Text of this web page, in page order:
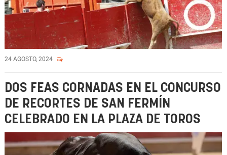
24 AGOSTO, 2024
DOS FEAS CORNADAS EN EL CONCURSO
DE RECORTES DE SAN FERMÍN
CELEBRADO EN LA PLAZA DE TOROS